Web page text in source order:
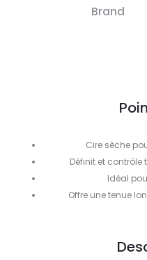
Brand
Cire sèche
Définit et contrôle
Idéal
Offre une tenue